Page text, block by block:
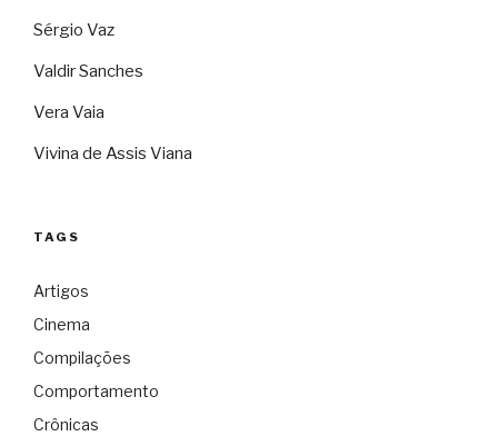
Sérgio Vaz
Valdir Sanches
Vera Vaia
Vivina de Assis Viana
TAGS
Artigos
Cinema
Compilações
Comportamento
Crônicas